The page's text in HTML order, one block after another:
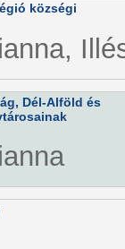
községi
Dél-Alföld és